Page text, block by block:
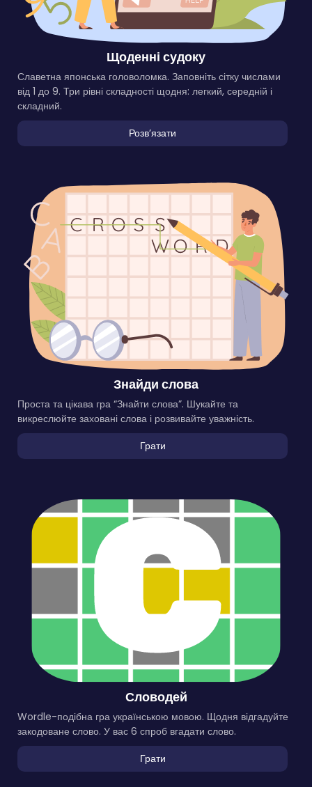
Щоденні судоку
Славетна японська головоломка. Заповніть сітку числами
від 1 до 9. Три рівні складності щодня: легкий, середній і
складний.
Розвʼязати
Знайди слова
Проста та цікава гра “Знайти слова”. Шукайте та
викреслюйте заховані слова і розвивайте уважність.
Грати
Словодей
Wordle-подібна гра українською мовою. Щодня відгадуйте
закодоване слово. У вас 6 спроб вгадати слово.
Грати